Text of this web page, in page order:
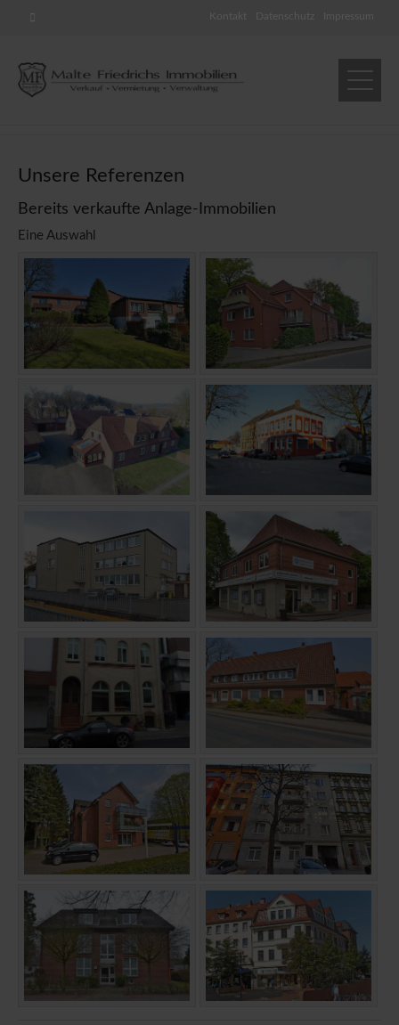
Kontakt Datenschutz Impressum
Unsere Referenzen
Bereits verkaufte Anlage-Immobilien
Eine Auswahl